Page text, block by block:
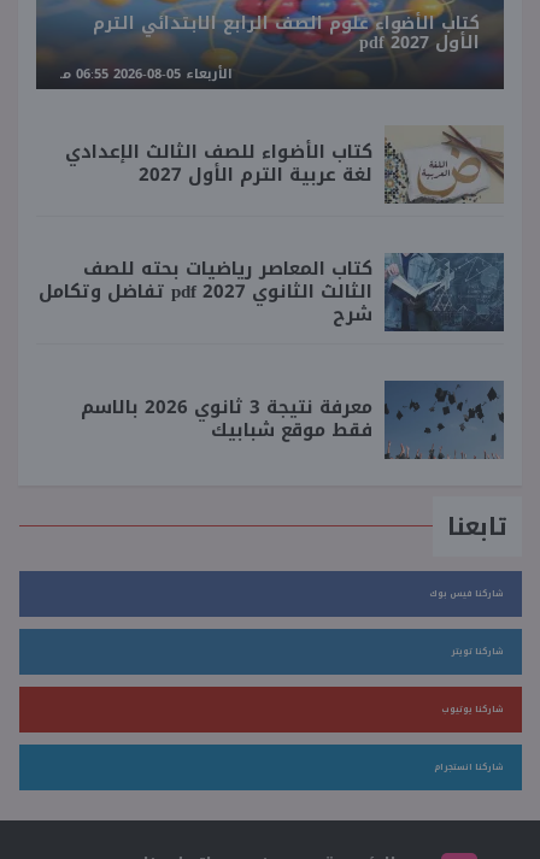
كتاب الأضواء علوم الصف الرابع الابتدائي الترم
الأول 2027 pdf
الأربعاء 05-08-2026 06:55 مـ
كتاب الأضواء للصف الثالث الإعدادي
لغة عربية الترم الأول 2027
كتاب المعاصر رياضيات بحته للصف
الثالث الثانوي 2027 pdf تفاضل وتكامل
شرح
معرفة نتيجة 3 ثانوي 2026 بالاسم
فقط موقع شبابيك
تابعنا
شاركنا فيس بوك
شاركنا تويتر
شاركنا يوتيوب
شاركنا انستجرام